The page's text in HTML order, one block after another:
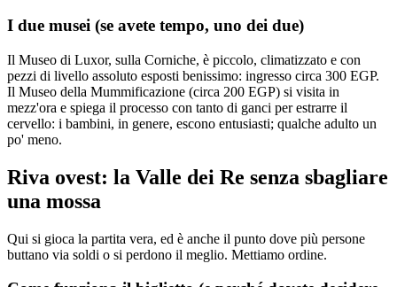
I due musei (se avete tempo, uno dei due)
Il Museo di Luxor, sulla Corniche, è piccolo, climatizzato e con
pezzi di livello assoluto esposti benissimo: ingresso circa 300 EGP.
Il Museo della Mummificazione (circa 200 EGP) si visita in
mezz'ora e spiega il processo con tanto di ganci per estrarre il
cervello: i bambini, in genere, escono entusiasti; qualche adulto un
po' meno.
Riva ovest: la Valle dei Re senza sbagliare
una mossa
Qui si gioca la partita vera, ed è anche il punto dove più persone
buttano via soldi o si perdono il meglio. Mettiamo ordine.